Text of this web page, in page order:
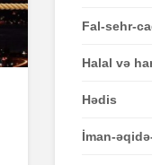
Fal-sehr-
Halal və
Hədis
İman-